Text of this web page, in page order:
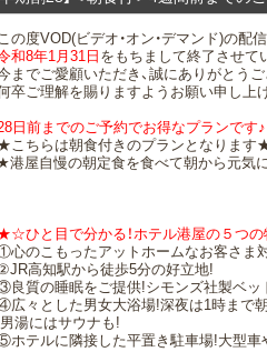
の度VOD(ビデオ・オン・デマンド)の配
和8年1月31日をもちまして終了させて
までご愛顧いただき、誠にありがとうご
卒ご理解を賜りますようお願い申し上
日前までのご予約でお得なプランです♪
こちらは朝食付きのプランとなります
港屋自慢の朝定食を食べて朝から元気
ひと目で分かる！ホテル港屋の５つ
心のこもったアットホームなお客さま
高知駅から徒歩5分の好立地!
良質の睡眠をご提供!シモンズ社製ベッ
広々とした男女大浴場!深夜は1時まで
男湯にはサウナも!
ホテルに隣接した平置き駐車場!大型車